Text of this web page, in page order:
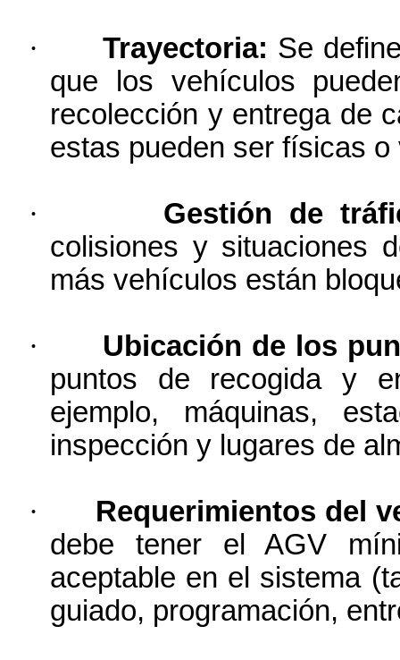
· Trayectoria: Se
que los vehículos
recolección y entrega de
estas pueden ser físicas
·
Gestión de
colisiones y situaciones
más vehículos están
·
Ubicación de los
puntos de recogida y
ejemplo, máquinas,
inspección y lugares de
·
Requerimientos del
debe tener el AGV
aceptable en el sistema
guiado, programación,